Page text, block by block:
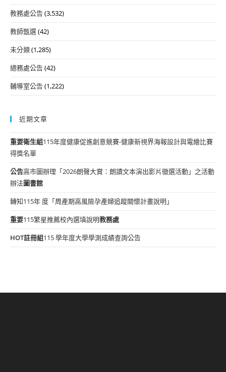
教務處公告(3,532)
教師甄選(42)
未分類(1,285)
總務處公告(42)
輔導室公告(1,222)
近期文章
重要衛生組115年度健康促進創意競賽-健康新視界海報設計與電繪比賽
得獎名單
公告高市圖辦理「2026朗聲大賞：朗讀文本演出影片徵選活動」之活動
辦法圖書館
轉知115年 度「周產期高風險孕產婦追蹤關懷計畫說明」
重要115繁星推薦校內選填說明教務處
HOT註冊組115 學年度大學學測成績查詢公告